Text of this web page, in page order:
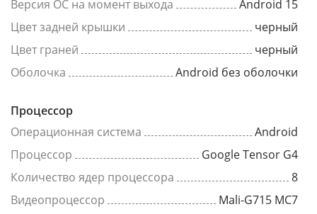
Версия ОС на момент выхода
Android 15
Цвет задней крышки
черный
Цвет граней
черный
Оболочка
Android без оболочки
Процессор
Операционная система
Android
Процессор
Google Tensor G4
Количество ядер процессора
8
Видеопроцессор
Mali-G715 MC7